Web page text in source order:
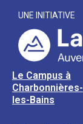
UNE INITIATIVE
Le Campus à
Charbonnières-
les-Bains